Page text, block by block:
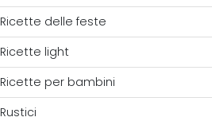
Ricette delle feste
Ricette light
Ricette per bambini
Rustici